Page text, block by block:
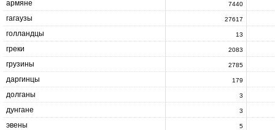
армяне 7440
гагаузы 27617
голландцы 13
греки 2083
грузины 2785
даргинцы 179
долганы 3
дунгане 3
эвены 5